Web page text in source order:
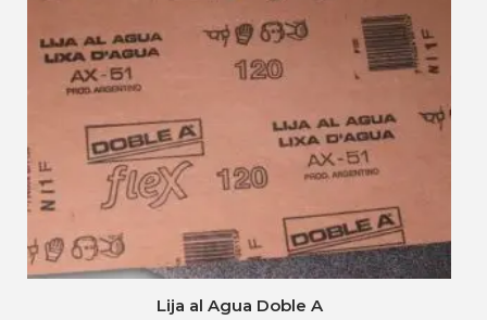
Lija al Agua Doble A